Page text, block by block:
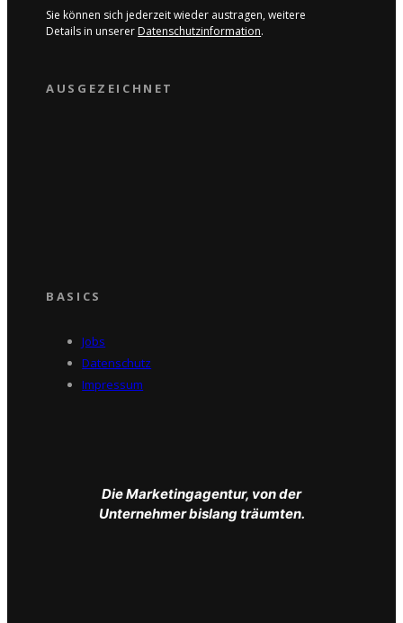
Sie können sich jederzeit wieder austragen, weitere
Details in unserer Datenschutzinformation.
AUSGEZEICHNET
BASICS
Jobs
Datenschutz
Impressum
Die Marketingagentur, von der
Unternehmer bislang träumten.